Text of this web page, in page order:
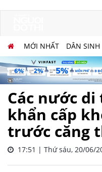
MỚI NHẤT DÂN SINH
Các nước di
khẩn cấp
trước căng
17:51 | Thứ sáu, 20/06/